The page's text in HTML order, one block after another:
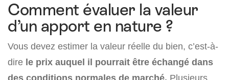
Comment évaluer la valeur
d’un apport en nature ?
Vous devez estimer la valeur réelle du bien, c’est-à-
dire le prix auquel il pourrait être échangé dans
des conditions normales de marché. Plusieurs